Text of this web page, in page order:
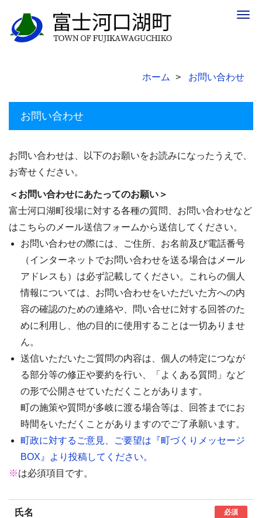
ホーム お問い合わせ
お問い合わせ
お問い合わせは、以下のお願いをお読みになったうえで、
お寄せください。
＜お問い合わせにあたってのお願い＞
富士河口湖町役場に対する各種の質問、お問い合わせなど
はこちらのメール送信フォームから送信してください。
お問い合わせの際には、ご住所、お名前及び電話番号
（インターネットでお問い合わせを送る場合はメール
アドレスも）は必ず記載してください。これらの個人
情報については、お問い合わせをいただいた方への内
容の確認のための連絡や、問い合せに対する回答のた
めに利用し、他の目的に使用することは一切ありませ
ん。
送信いただいたご質問の内容は、個人の特定につなが
る部分等の修正や要約を行い、「よくある質問」など
の形で公開させていただくことがあります。
町の施策や質問が多岐に渡る場合等は、回答までにお
時間をいただくことがありますのでご了承願います。
町政に対するご意見、ご要望は『町づくりメッセージ
BOX』より投稿してください。
※は必須項目です。
氏名 必須